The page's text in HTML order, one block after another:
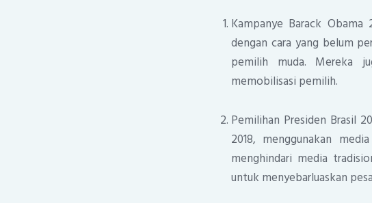
Kampanye Barack
dengan cara yang belum
pemilih muda. Mereka
memobilisasi pemilih.
Pemilihan Presiden Brasil
2018, menggunakan
menghindari media
untuk menyebarluaskan